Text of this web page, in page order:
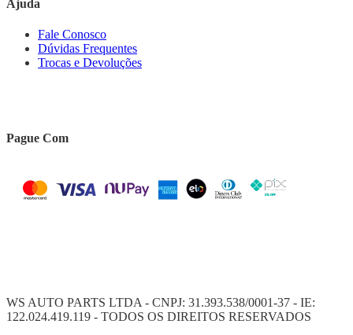
Ajuda
Fale Conosco
Dúvidas Frequentes
Trocas e Devoluções
Pague Com
WS AUTO PARTS LTDA - CNPJ: 31.393.538/0001-37 - IE:
122.024.419.119 - TODOS OS DIREITOS RESERVADOS